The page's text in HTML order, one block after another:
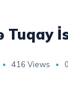
Tuqay
416 Views